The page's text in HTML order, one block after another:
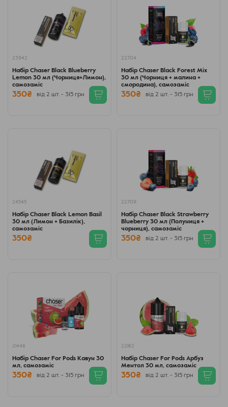
23942
Набір Chaser Black Blueberry
Lemon 30 мл (Чорниця+Лимон),
самозаміс
350₴ від 2 шт. - 315 грн
22704
Набір Chaser Black Forest Mix
30 мл (Чорниця + малина +
смородина), самозаміс
350₴ від 2 шт. - 315 грн
24545
Набір Chaser Black Lemon Basil
30 мл (Лимон + Базилік),
самозаміс
350₴
22709
Набір Chaser Black Strawberry
Blueberry 30 мл (Полуниця +
чорниця), самозаміс
350₴ від 2 шт. - 315 грн
21448
Набір Chaser For Pods Кавун 30
мл, самозаміс
350₴ від 2 шт. - 315 грн
22182
Набір Chaser For Pods Арбуз
Ментол 30 мл, самозаміс
350₴ від 2 шт. - 315 грн